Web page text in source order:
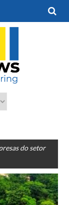
do setor